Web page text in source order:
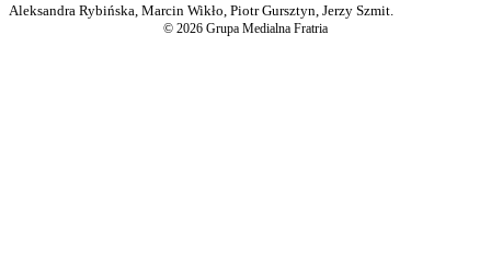
Aleksandra Rybińska, Marcin Wikło, Piotr Gursztyn, Jerzy Szmit.
© 2026 Grupa Medialna Fratria